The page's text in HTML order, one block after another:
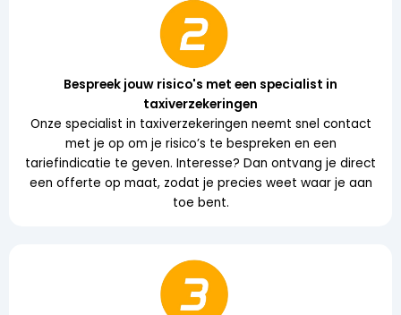
Bespreek jouw risico's met een specialist in
taxiverzekeringen
Onze specialist in taxiverzekeringen neemt snel contact
met je op om je risico’s te bespreken en een
tariefindicatie te geven. Interesse? Dan ontvang je direct
een offerte op maat, zodat je precies weet waar je aan
toe bent.